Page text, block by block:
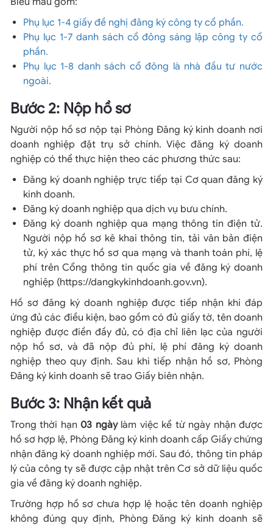
Phụ lục 1-4 giấy đề nghị đăng ký công ty cổ phần.
Phụ lục 1-7 danh sách cổ đông sáng lập công ty cổ
phần.
Phụ lục 1-8 danh sách cổ đông là nhà đầu tư nước
ngoài.
Bước 2: Nộp hồ sơ
Người nộp hồ sơ nộp tại Phòng Đăng ký kinh doanh nơi
doanh nghiệp đặt trụ sở chính. Việc đăng ký doanh
nghiệp có thể thực hiện theo các phương thức sau:
Đăng ký doanh nghiệp trực tiếp tại Cơ quan đăng ký
kinh doanh.
Đăng ký doanh nghiệp qua dịch vụ bưu chính.
Đăng ký doanh nghiệp qua mạng thông tin điện tử.
Người nộp hồ sơ kê khai thông tin, tải văn bản điện
tử, ký xác thực hồ sơ qua mạng và thanh toán phí, lệ
phí trên Cổng thông tin quốc gia về đăng ký doanh
nghiệp (https://dangkykinhdoanh.gov.vn).
Hồ sơ đăng ký doanh nghiệp được tiếp nhận khi đáp
ứng đủ các điều kiện, bao gồm có đủ giấy tờ, tên doanh
nghiệp được điền đầy đủ, có địa chỉ liên lạc của người
nộp hồ sơ, và đã nộp đủ phí, lệ phí đăng ký doanh
nghiệp theo quy định. Sau khi tiếp nhận hồ sơ, Phòng
Đăng ký kinh doanh sẽ trao Giấy biên nhận.
Bước 3: Nhận kết quả
Trong thời hạn03 ngàylàm việc kể từ ngày nhận được
hồ sơ hợp lệ, Phòng Đăng ký kinh doanh cấp Giấy chứng
nhận đăng ký doanh nghiệp mới. Sau đó, thông tin pháp
lý của công ty sẽ được cập nhật trên Cơ sở dữ liệu quốc
gia về đăng ký doanh nghiệp.
Trường hợp hồ sơ chưa hợp lệ hoặc tên doanh nghiệp
không đúng quy định, Phòng Đăng ký kinh doanh sẽ